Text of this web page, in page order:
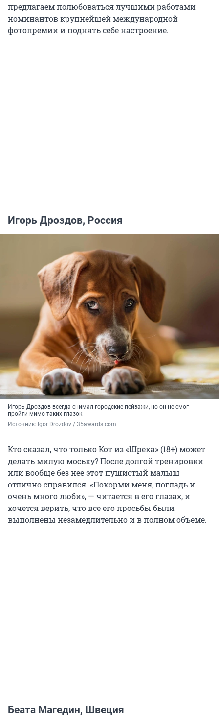
предлагаем полюбоваться лучшими работами
номинантов крупнейшей международной
фотопремии и поднять себе настроение.
Игорь Дроздов, Россия
Игорь Дроздов всегда снимал городские пейзажи, но он не смог
пройти мимо таких глазок
Источник: Igor Drozdov / 35awards.com
Кто сказал, что только Кот из «Шрека» (18+) может
делать милую моську? После долгой тренировки
или вообще без нее этот пушистый малыш
отлично справился. «Покорми меня, погладь и
очень много люби», — читается в его глазах, и
хочется верить, что все его просьбы были
выполнены незамедлительно и в полном объеме.
Беата Магедин, Швеция